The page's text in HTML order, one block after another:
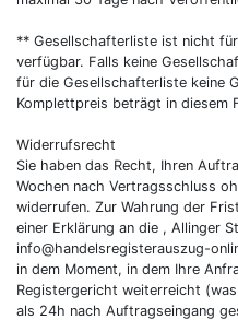
** Gesellschafterliste ist nicht
verfügbar. Falls keine
für die Gesellschafterliste keine
Komplettpreis beträgt in
Widerrufsrecht
Sie haben das Recht, Ihren
Wochen nach Vertragsschluss
widerrufen. Zur Wahrung der
einer Erklärung an die , Allinger
info@handelsregisterauszug-
in dem Moment, in dem Ihre
Registergericht weiterreicht
als 24h nach Auftragseingang